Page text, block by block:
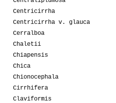
Centricirrha
Centricirrha v. glauca
Cerralboa
Chaletii
Chiapensis
Chica
Chionocephala
Cirrhifera
Claviformis